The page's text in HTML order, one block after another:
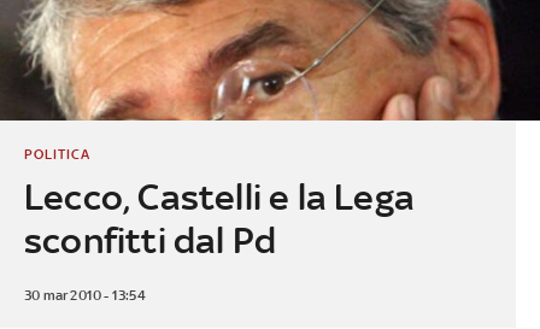
Lecco, Castelli e la Lega
sconfitti dal Pd
POLITICA
30 mar 2010 - 13:54